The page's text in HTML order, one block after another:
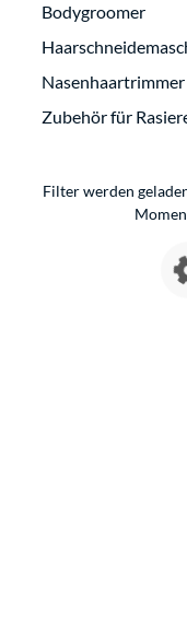
Bodygroomer
Nasenhaartrimmer
Zubehör für
Filter werden